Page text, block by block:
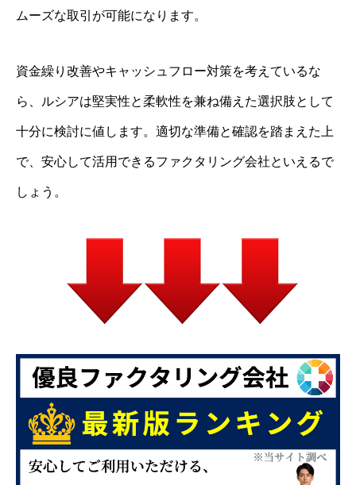
ムーズな取引が可能になります。
資金繰り改善やキャッシュフロー対策を考えているな
ら、ルシアは堅実性と柔軟性を兼ね備えた選択肢として
十分に検討に値します。適切な準備と確認を踏まえた上
で、安心して活用できるファクタリング会社といえるで
しょう。